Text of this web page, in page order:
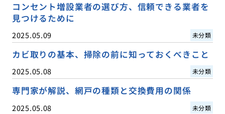
コンセント増設業者の選び方、信頼できる業者を
見つけるために
2025.05.09 未分類
カビ取りの基本、掃除の前に知っておくべきこと
2025.05.08 未分類
専門家が解説、網戸の種類と交換費用の関係
2025.05.08 未分類